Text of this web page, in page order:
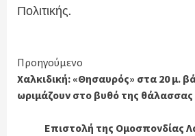
Πολιτικής.
Continue
Reading
Προηγούμενο
Χαλκιδική: «Θησαυρός» στα 20 μ.
ωριμάζουν στο βυθό της θάλασσας
Επιστολή της Ομοσπονδίας